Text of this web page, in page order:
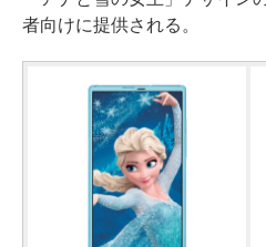
者向けに提供される。